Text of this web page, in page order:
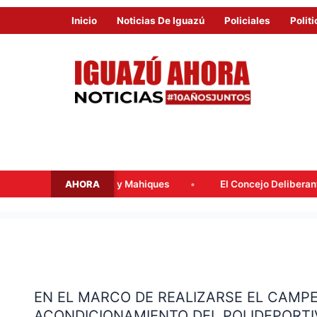
Inicio Noticias De Iguazú Policiales
AHORA
y Mahiques El Concejo Deliberante tratará
EN EL MARCO DE REALIZARSE EL
MARCO